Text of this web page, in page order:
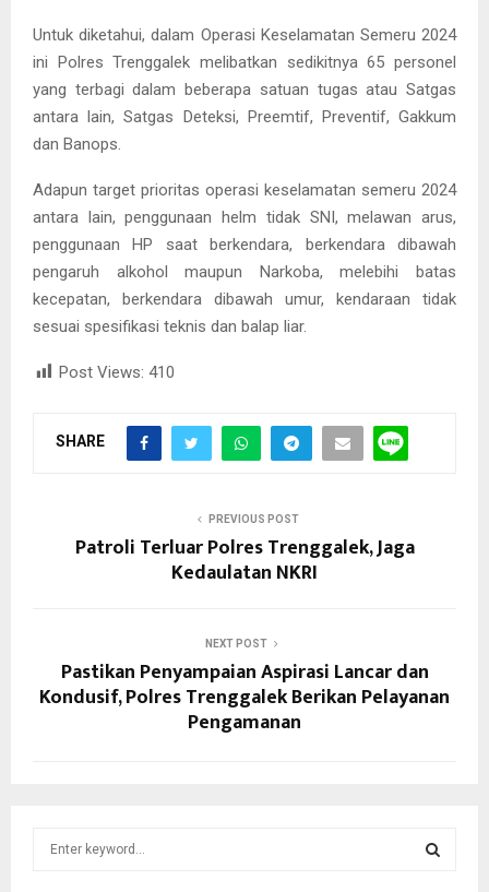
Untuk diketahui, dalam Operasi Keselamatan Semeru 2024
ini Polres Trenggalek melibatkan sedikitnya 65 personel
yang terbagi dalam beberapa satuan tugas atau Satgas
antara lain, Satgas Deteksi, Preemtif, Preventif, Gakkum
dan Banops.
Adapun target prioritas operasi keselamatan semeru 2024
antara lain, penggunaan helm tidak SNI, melawan arus,
penggunaan HP saat berkendara, berkendara dibawah
pengaruh alkohol maupun Narkoba, melebihi batas
kecepatan, berkendara dibawah umur, kendaraan tidak
sesuai spesifikasi teknis dan balap liar.
Post Views: 410
SHARE
PREVIOUS POST
Patroli Terluar Polres Trenggalek, Jaga
Kedaulatan NKRI
NEXT POST
Pastikan Penyampaian Aspirasi Lancar dan
Kondusif, Polres Trenggalek Berikan Pelayanan
Pengamanan